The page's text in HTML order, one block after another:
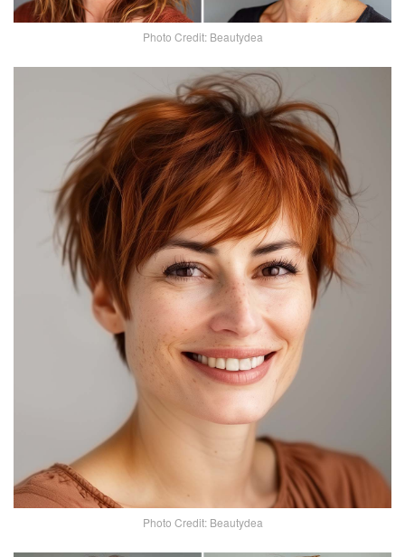
Photo Credit: Beautydea
Photo Credit: Beautydea